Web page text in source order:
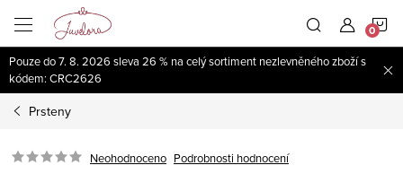
obsah
Pouze do 7. 8. 2026 sleva 26 % na celý sortiment nezlevněného zboží s
kódem: CRC2626
Prsteny
Neohodnoceno Podrobnosti hodnocení